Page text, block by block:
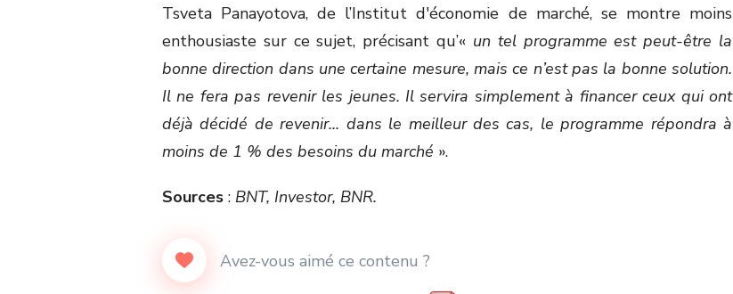
Tsveta Panayotova, de l’Institut d'économie de marché, se montre moins
enthousiaste sur ce sujet, précisant qu’« un tel programme est peut-être la
bonne direction dans une certaine mesure, mais ce n’est pas la bonne solution.
Il ne fera pas revenir les jeunes. Il servira simplement à financer ceux qui ont
déjà décidé de revenir... dans le meilleur des cas, le programme répondra à
moins de 1 % des besoins du marché ».
Sources : BNT, Investor, BNR.